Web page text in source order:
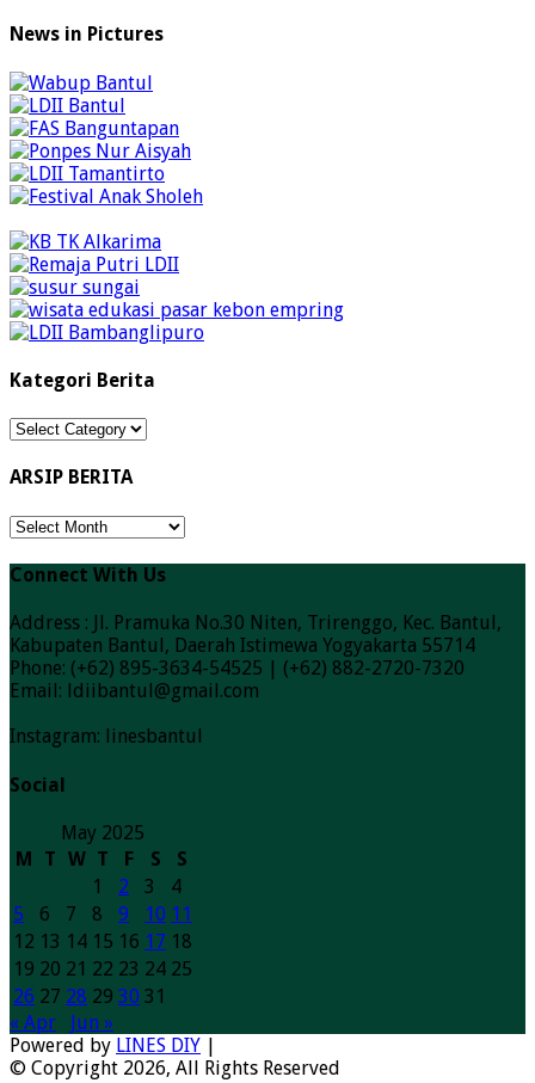
News in Pictures
Kategori Berita
Kategori
ARSIP BERITA
ARSIP
Connect With Us
Address : Jl. Pramuka No.30 Niten, Trirenggo, Kec. Bantul,
Kabupaten Bantul, Daerah Istimewa Yogyakarta 55714
Phone: (+62) 895-3634-54525 | (+62) 882-2720-7320
Email: ldiibantul@gmail.com
Instagram: linesbantul
Social
May 2025
M
T W T F S
S
1
2 3
4
5
6 7 8 9 10 11
12 13 14 15 16 17 18
19 20 21 22 23 24 25
26 27 28 29 30 31
« Apr
Jun »
Powered by LINES DIY |
© Copyright 2026, All Rights Reserved